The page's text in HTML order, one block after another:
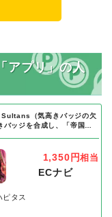
アプリ」の人
（気高きバッジの欠
バッジを合成し、「帝国五
1,350円相当
ECナビ
ピタス